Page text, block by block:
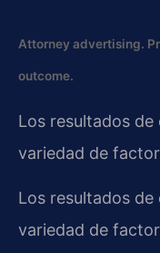
Attorney advertising.
outcome.
Los resultados de
variedad de
Los resultados de
variedad de